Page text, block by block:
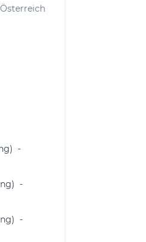
Österreich